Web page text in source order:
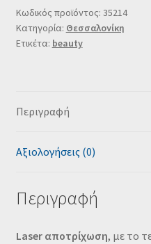
Κωδικός προϊόντος: 35214
Κατηγορία: Θεσσαλονίκη
Ετικέτα: beauty
Περιγραφή
Αξιολογήσεις (0)
Περιγραφή
Laser αποτρίχωση, με το